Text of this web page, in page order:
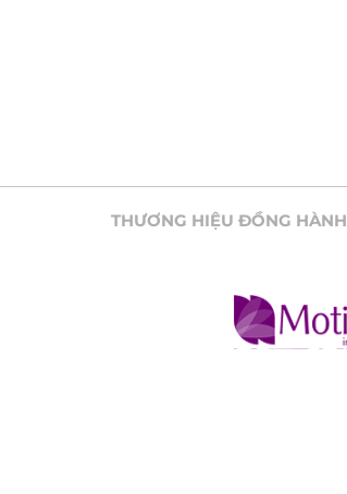
THƯƠNG HIỆU ĐỒNG HÀNH